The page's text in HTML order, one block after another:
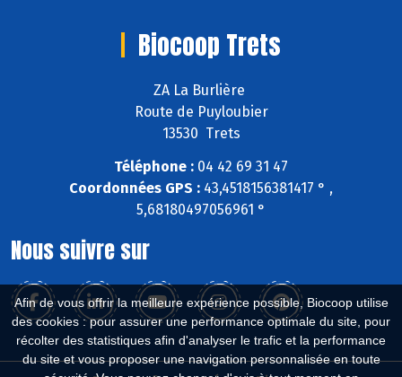
Afin de vous offrir la meilleure expérience possible, Biocoop utilise
des cookies : pour assurer une performance optimale du site, pour
récolter des statistiques afin d'analyser le trafic et la performance
du site et vous proposer une navigation personnalisée en toute
Biocoop Trets
ZA La Burlière
Route de Puyloubier
13530 Trets
Téléphone : 04 42 69 31 47
Coordonnées GPS : 43,4518156381417 ° ,
5,68180497056961 °
Nous suivre sur